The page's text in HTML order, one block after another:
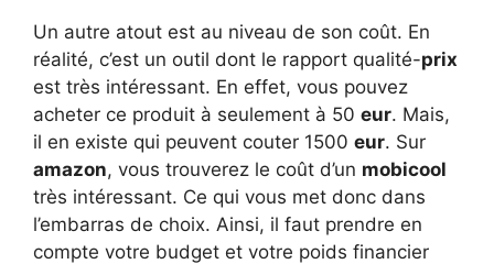
Un autre atout est au niveau de son coût. En
réalité, c’est un outil dont le rapport qualité-prix
est très intéressant. En effet, vous pouvez
acheter ce produit à seulement à 50 eur. Mais,
il en existe qui peuvent couter 1500 eur. Sur
amazon, vous trouverez le coût d’un mobicool
très intéressant. Ce qui vous met donc dans
l’embarras de choix. Ainsi, il faut prendre en
compte votre budget et votre poids financier